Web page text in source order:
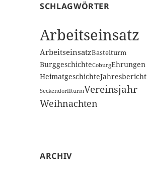
SCHLAGWÖRTER
Arbeitseinsatz
ArbeitseinsatzBasteiturm
BurggeschichteCoburgEhrungen
HeimatgeschichteJahresbericht
SeckendorffturmVereinsjahr
Weihnachten
ARCHIV